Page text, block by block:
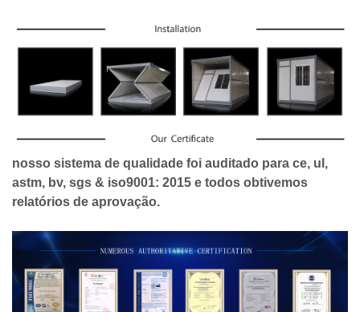
nosso sistema de qualidade foi auditado para ce, ul,
astm, bv, sgs & iso9001: 2015 e todos obtivemos
relatórios de aprovação.